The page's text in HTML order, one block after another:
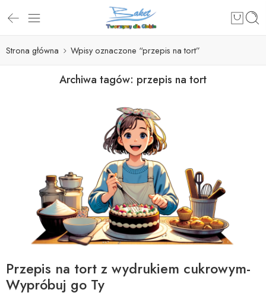
Strona główna Wpisy oznaczone “przepis na tort”
Archiwa tagów: przepis na tort
Przepis na tort z wydrukiem cukrowym-
Wypróbuj go Ty